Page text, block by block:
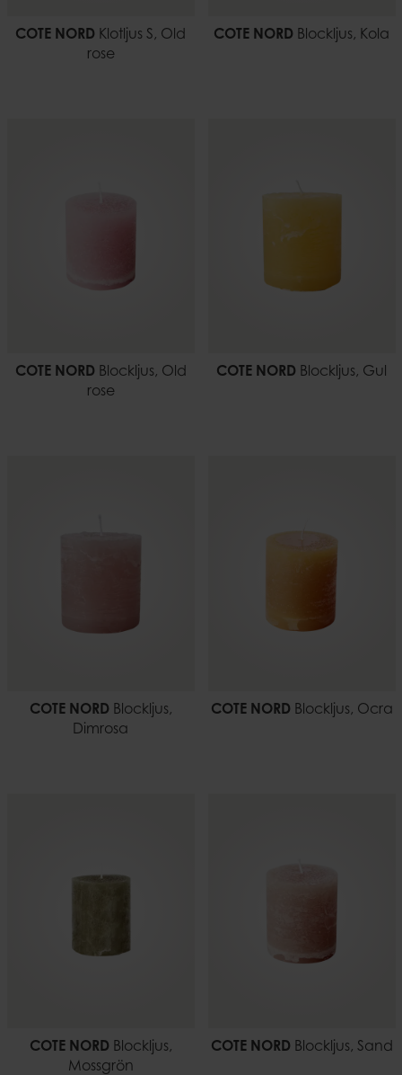
COTE NORD Klotljus S, Old
rose
COTE NORD Blockljus, Kola
COTE NORD Blockljus, Old
rose
COTE NORD Blockljus, Gul
COTE NORD Blockljus,
Dimrosa
COTE NORD Blockljus, Ocra
COTE NORD Blockljus,
Mossgrön
COTE NORD Blockljus, Sand